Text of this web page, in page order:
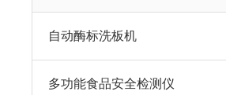
自动酶标洗板机
多功能食品安全检测仪